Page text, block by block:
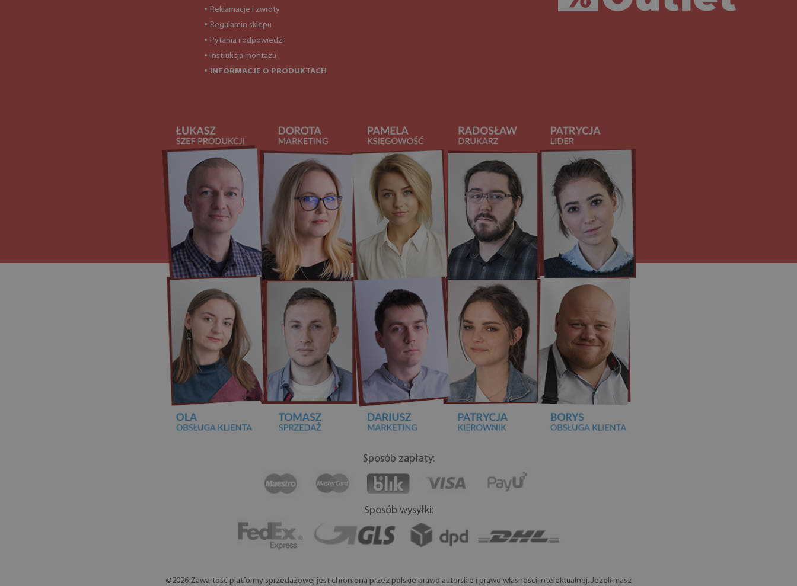
● Reklamacje i zwroty
● Regulamin sklepu
● Pytania i odpowiedzi
● Instrukcja montażu
● INFORMACJE O PRODUKTACH
Sposób zapłaty:
Sposób wysyłki:
©2026 Zawartość platformy sprzedażowej jest chroniona przez polskie prawo autorskie i prawo własności intelektualnej. Jeżeli masz